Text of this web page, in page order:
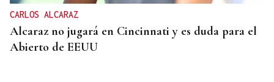
CARLOS ALCARAZ
Alcaraz no jugará en Cincinnati y es duda para el
Abierto de EEUU